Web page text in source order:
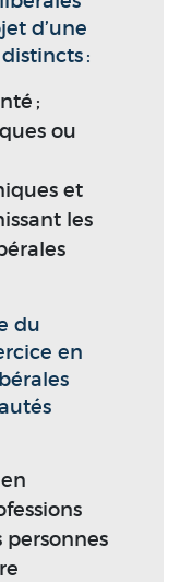
d’une
:
;
ou
et
les
du
en
personnes